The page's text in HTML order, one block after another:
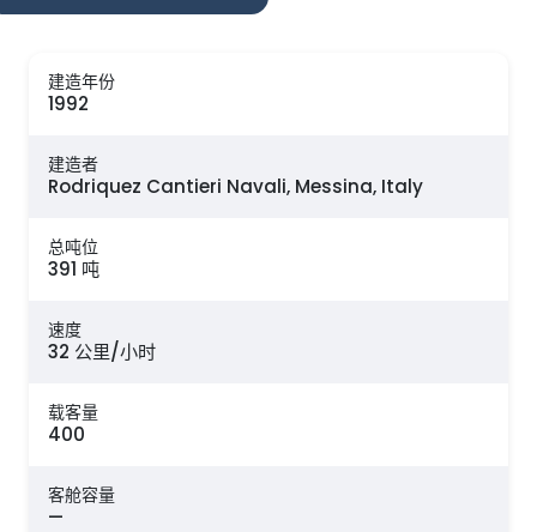
建造年份
1992
建造者
Rodriquez Cantieri Navali, Messina, Italy
总吨位
391 吨
速度
32 公里/小时
载客量
400
客舱容量
—